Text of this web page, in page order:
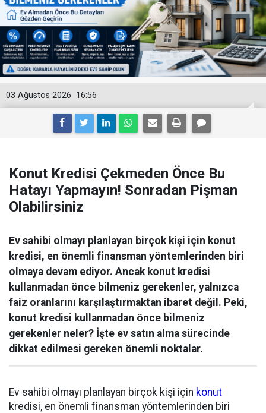
16:56
03 Ağustos 2026
Konut Kredisi Çekmeden Önce Bu
Hatayı Yapmayın! Sonradan Pişman
Olabilirsiniz
Ev sahibi olmayı planlayan birçok kişi için konut
kredisi, en önemli finansman yöntemlerinden biri
olmaya devam ediyor. Ancak konut kredisi
kullanmadan önce bilmeniz gerekenler, yalnızca
faiz oranlarını karşılaştırmaktan ibaret değil. Peki,
konut kredisi kullanmadan önce bilmeniz
gerekenler neler? İşte ev satın alma sürecinde
dikkat edilmesi gereken önemli noktalar.
Ev sahibi olmayı planlayan birçok kişi için konut
kredisi, en önemli finansman yöntemlerinden biri